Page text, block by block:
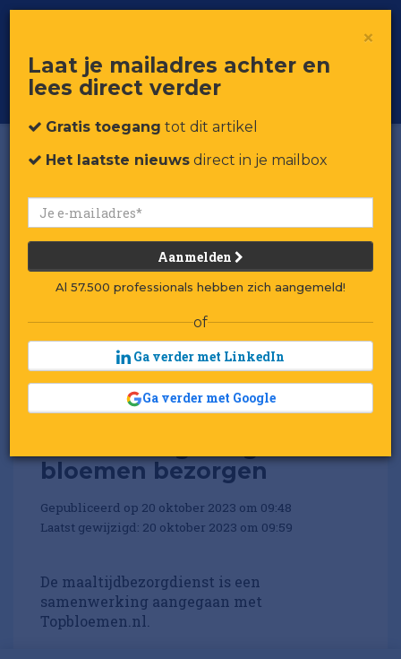
Voor professionals in retail & brands
Toggle
bloemen bezorgen
Gepubliceerd op 20 oktober 2023 om 09:48
Laatst gewijzigd: 20 oktober 2023 om 09:59
De maaltijdbezorgdienst is een
samenwerking aangegaan met
Topbloemen.nl.
×
Laat je mailadres achter en
lees direct verder
Gratis toegang tot dit artikel
Het laatste nieuws direct in je mailbox
Aanmelden
Al 57.500 professionals hebben zich aangemeld!
of
Ga verder met LinkedIn
Ga verder met Google